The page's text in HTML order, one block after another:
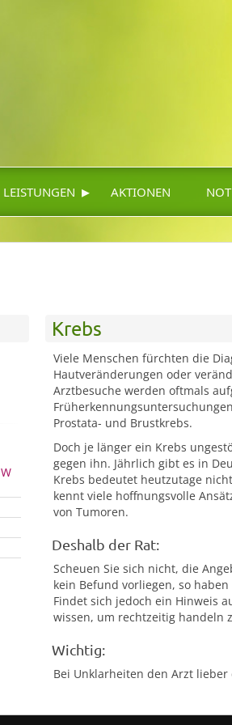
LEISTUNGEN ▸ AKTIONEN
W
Krebs
Viele Menschen fürchten die
Hautveränderungen oder
Arztbesuche werden oftmals
Prostata- und Brustkrebs.
Doch je länger ein Krebs
gegen ihn. Jährlich gibt es in
Krebs bedeutet heutzutage
kennt viele hoffnungsvolle
von Tumoren.
Deshalb der Rat:
Scheuen Sie sich nicht, die
kein Befund vorliegen, so
Findet sich jedoch ein Hinweis
wissen, um rechtzeitig handeln
Wichtig:
Bei Unklarheiten den Arzt